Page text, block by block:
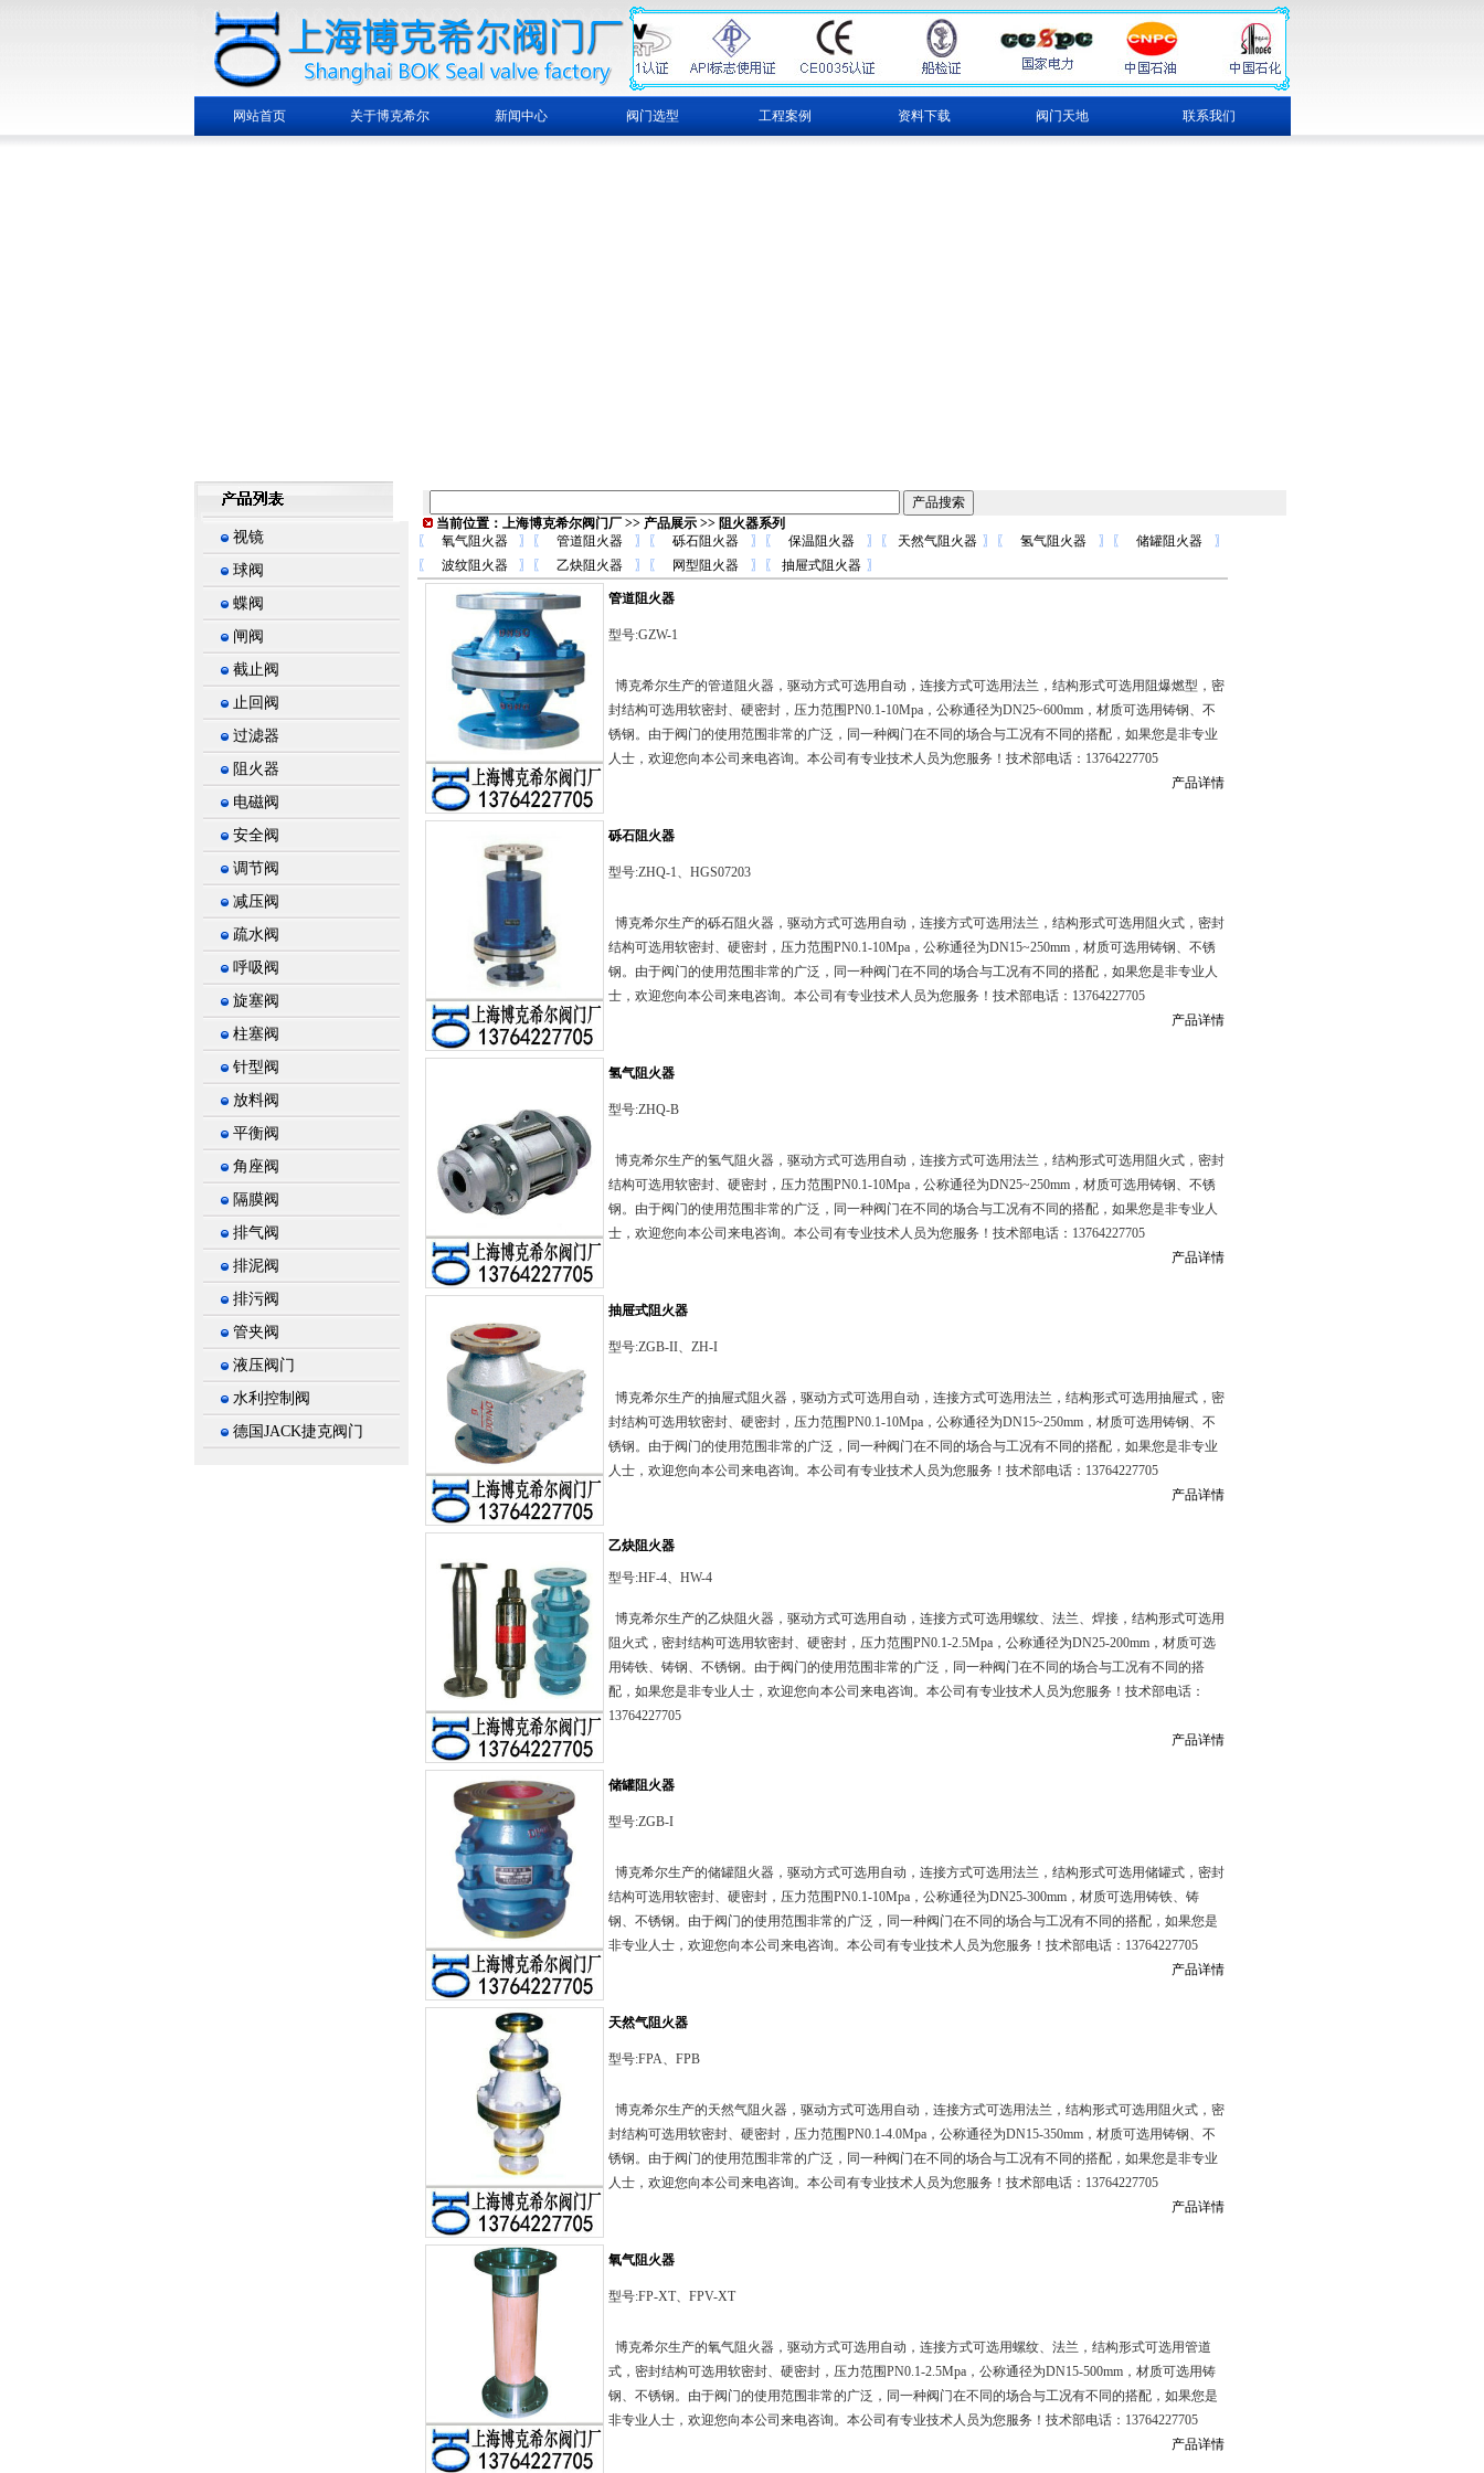
网站首页 关于博克希尔 新闻中心 阀门选型 工程案例 资料下载 阀门天地 联系我们
视镜
球阀
蝶阀
闸阀
截止阀
止回阀
过滤器
阻火器
电磁阀
安全阀
调节阀
减压阀
疏水阀
呼吸阀
旋塞阀
柱塞阀
针型阀
放料阀
平衡阀
角座阀
隔膜阀
排气阀
排泥阀
排污阀
管夹阀
液压阀门
水利控制阀
德国JACK捷克阀门
当前位置： 上海博克希尔阀门厂>> 产品展示>> 阻火器系列
〖
氧气阻火器 〗 〖 管道阻火器 〗 〖 砾石阻火器 〗 〖 保温阻火器 〗 〖 天然气阻火器 〗 〖 氢气阻火器 〗 〖 储罐阻火器
〗
〖
波纹阻火器 〗 〖 乙炔阻火器 〗 〖 网型阻火器 〗 〖 抽屉式阻火器 〗
管道阻火器
型号:GZW-1
博克希尔生产的管道阻火器，驱动方式可选用自动，连接方式可选用法兰，结构形式可选用阻爆燃型，密
封结构可选用软密封、硬密封，压力范围PN0.1-10Mpa，公称通径为DN25~600mm，材质可选用铸钢、不
锈钢。由于阀门的使用范围非常的广泛，同一种阀门在不同的场合与工况有不同的搭配，如果您是非专业
人士，欢迎您向本公司来电咨询。本公司有专业技术人员为您服务！技术部电话：13764227705
产品详情
砾石阻火器
型号:ZHQ-1、HGS07203
博克希尔生产的砾石阻火器，驱动方式可选用自动，连接方式可选用法兰，结构形式可选用阻火式，密封
结构可选用软密封、硬密封，压力范围PN0.1-10Mpa，公称通径为DN15~250mm，材质可选用铸钢、不锈
钢。由于阀门的使用范围非常的广泛，同一种阀门在不同的场合与工况有不同的搭配，如果您是非专业人
士，欢迎您向本公司来电咨询。本公司有专业技术人员为您服务！技术部电话：13764227705
产品详情
氢气阻火器
型号:ZHQ-B
博克希尔生产的氢气阻火器，驱动方式可选用自动，连接方式可选用法兰，结构形式可选用阻火式，密封
结构可选用软密封、硬密封，压力范围PN0.1-10Mpa，公称通径为DN25~250mm，材质可选用铸钢、不锈
钢。由于阀门的使用范围非常的广泛，同一种阀门在不同的场合与工况有不同的搭配，如果您是非专业人
士，欢迎您向本公司来电咨询。本公司有专业技术人员为您服务！技术部电话：13764227705
产品详情
抽屉式阻火器
型号:ZGB-II、ZH-I
博克希尔生产的抽屉式阻火器，驱动方式可选用自动，连接方式可选用法兰，结构形式可选用抽屉式，密
封结构可选用软密封、硬密封，压力范围PN0.1-10Mpa，公称通径为DN15~250mm，材质可选用铸钢、不
锈钢。由于阀门的使用范围非常的广泛，同一种阀门在不同的场合与工况有不同的搭配，如果您是非专业
人士，欢迎您向本公司来电咨询。本公司有专业技术人员为您服务！技术部电话：13764227705
产品详情
乙炔阻火器
型号:HF-4、HW-4
博克希尔生产的乙炔阻火器，驱动方式可选用自动，连接方式可选用螺纹、法兰、焊接，结构形式可选用
阻火式，密封结构可选用软密封、硬密封，压力范围PN0.1-2.5Mpa，公称通径为DN25-200mm，材质可选
用铸铁、铸钢、不锈钢。由于阀门的使用范围非常的广泛，同一种阀门在不同的场合与工况有不同的搭
配，如果您是非专业人士，欢迎您向本公司来电咨询。本公司有专业技术人员为您服务！技术部电话：
13764227705
产品详情
储罐阻火器
型号:ZGB-I
博克希尔生产的储罐阻火器，驱动方式可选用自动，连接方式可选用法兰，结构形式可选用储罐式，密封
结构可选用软密封、硬密封，压力范围PN0.1-10Mpa，公称通径为DN25-300mm，材质可选用铸铁、铸
钢、不锈钢。由于阀门的使用范围非常的广泛，同一种阀门在不同的场合与工况有不同的搭配，如果您是
非专业人士，欢迎您向本公司来电咨询。本公司有专业技术人员为您服务！技术部电话：13764227705
产品详情
天然气阻火器
型号:FPA、FPB
博克希尔生产的天然气阻火器，驱动方式可选用自动，连接方式可选用法兰，结构形式可选用阻火式，密
封结构可选用软密封、硬密封，压力范围PN0.1-4.0Mpa，公称通径为DN15-350mm，材质可选用铸钢、不
锈钢。由于阀门的使用范围非常的广泛，同一种阀门在不同的场合与工况有不同的搭配，如果您是非专业
人士，欢迎您向本公司来电咨询。本公司有专业技术人员为您服务！技术部电话：13764227705
产品详情
氧气阻火器
型号:FP-XT、FPV-XT
博克希尔生产的氧气阻火器，驱动方式可选用自动，连接方式可选用螺纹、法兰，结构形式可选用管道
式，密封结构可选用软密封、硬密封，压力范围PN0.1-2.5Mpa，公称通径为DN15-500mm，材质可选用铸
钢、不锈钢。由于阀门的使用范围非常的广泛，同一种阀门在不同的场合与工况有不同的搭配，如果您是
非专业人士，欢迎您向本公司来电咨询。本公司有专业技术人员为您服务！技术部电话：13764227705
产品详情